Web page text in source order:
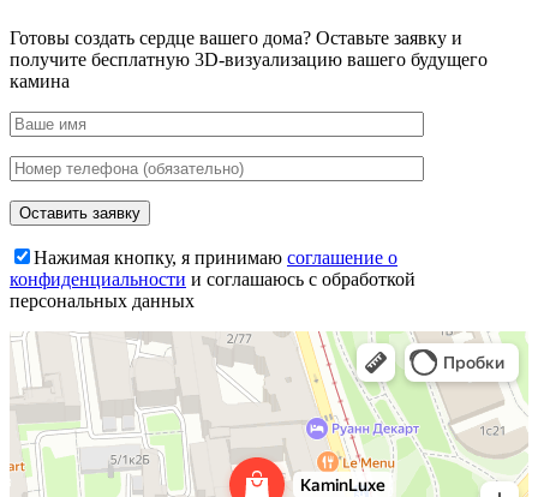
Готовы создать сердце вашего дома? Оставьте заявку и
получите бесплатную 3D-визуализацию вашего будущего
камина
Нажимая кнопку, я принимаю соглашение о
конфиденциальности и соглашаюсь с обработкой
персональных данных